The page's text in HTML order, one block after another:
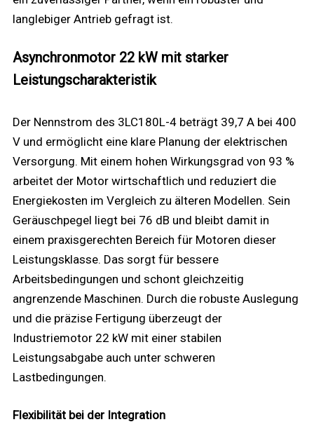
langlebiger Antrieb gefragt ist.
Asynchronmotor 22 kW mit starker
Leistungscharakteristik
Der Nennstrom des 3LC180L-4 beträgt 39,7 A bei 400
V und ermöglicht eine klare Planung der elektrischen
Versorgung. Mit einem hohen Wirkungsgrad von 93 %
arbeitet der Motor wirtschaftlich und reduziert die
Energiekosten im Vergleich zu älteren Modellen. Sein
Geräuschpegel liegt bei 76 dB und bleibt damit in
einem praxisgerechten Bereich für Motoren dieser
Leistungsklasse. Das sorgt für bessere
Arbeitsbedingungen und schont gleichzeitig
angrenzende Maschinen. Durch die robuste Auslegung
und die präzise Fertigung überzeugt der
Industriemotor 22 kW mit einer stabilen
Leistungsabgabe auch unter schweren
Lastbedingungen.
Flexibilität bei der Integration